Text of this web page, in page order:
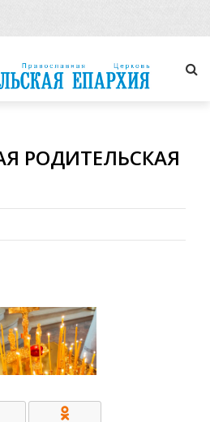
РОДИТЕЛЬСКАЯ